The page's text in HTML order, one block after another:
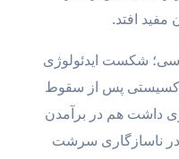
مفید افتد.
شکست ایدئولوژی
پس از سقوط
داشت هم در برآمدن
در ناسازگاری سرشت